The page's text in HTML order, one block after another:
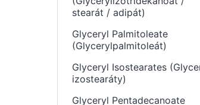
stearát / adipát)
Glyceryl Palmitoleate
(Glycerylpalmitoleát)
Glyceryl Isostearates
izostearáty)
Glyceryl Pentadecanoate